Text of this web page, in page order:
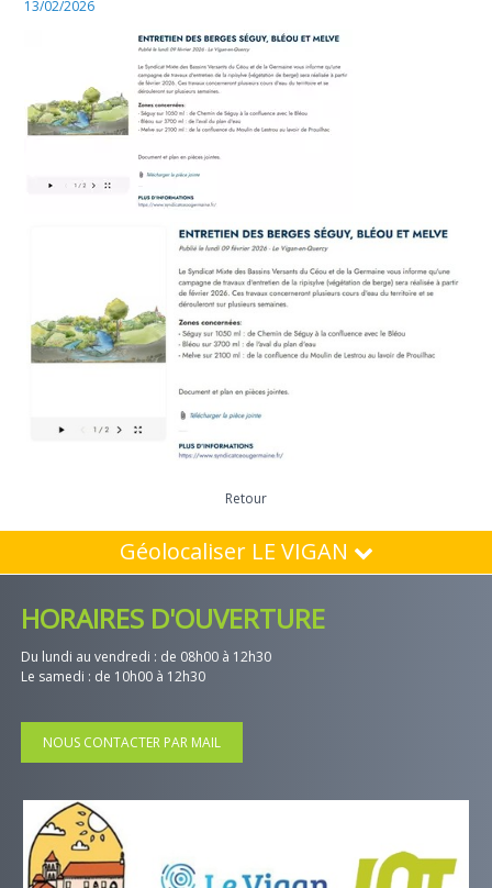
13/02/2026
Retour
Géolocaliser LE VIGAN
HORAIRES D'OUVERTURE
Du lundi au vendredi : de 08h00 à 12h30
Le samedi : de 10h00 à 12h30
NOUS CONTACTER PAR MAIL